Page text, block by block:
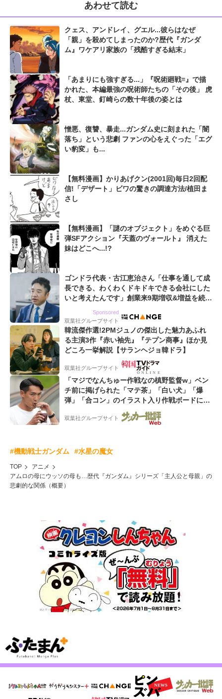
あわせて読む
クェス、アンドレイ、グエル...彼らはなぜ
「親」を殺めてしまったのか?歴代『ガンダ
ム』ワケアリ家族の「残酷すぎる結末」
「あまりにも強すぎる...」『呪術廻戦≡』で描
かれた、本編最強の呪術師たちの「その後」 虎
杖、東堂、釘崎らの数十年後の姿とは
憎悪、復讐、暴走...ガンダム史に刻まれた「闇
落ち」という悲劇 ファンの心をえぐった「エグ
い豹変」も...
【無料漫画】かりあげクン(2001回)毎日2回配
信!「デザート」ビワの驚きの調達方法/植田ま
さし
【無料漫画】「謎のオブジェクト」をめぐる巨
弾SFアクション『天蓋のヴォールト』 消えた
妹はどこへ...!?
ゴンドラ代表・古江恵治さん「仕事を通して成
長できる、わくわくドキドキできる会社にした
いと考えたんです」創業来9期増収&増益を続け
Sponsored
双葉社グループサイト
韓流傑作選!2PMジュノの傑出した魅力あふれ
る主演3作『赤い袖先』『テプン商事』ほか見
どころ一挙解説【サランヘジョ韓ドラ】
双葉社グループサイト
「マジでなんちゅー作戦なの槙野監督w」ベン
チ前に掲げられた「マテ茶」「白い犬」「爆
弾」「合コン」のイラスト入り作戦ボードにフ
ァン困惑!「想像よりデカくて吹いた」
双葉社グループサイト
#機動戦士ガンダム #水星の魔女
TOP
アニメ
アムロの母にウッソの母も…歴代『ガンダム』シリーズ「主人公と母親」の
悲劇的な関係（概要）